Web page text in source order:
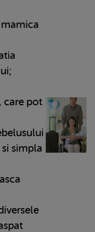
mamica
care pot
simpla